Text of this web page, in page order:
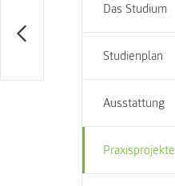
Das Studium
Studienplan
Ausstattung
Praxisprojekte